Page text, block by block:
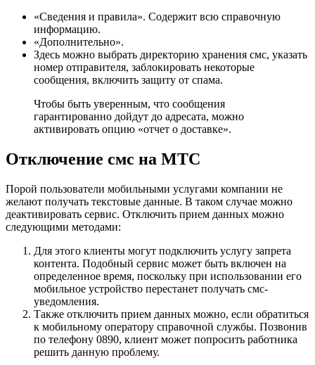
«Сведения и правила». Содержит всю справочную
информацию.
«Дополнительно».
Здесь можно выбрать директорию хранения смс, указать
номер отправителя, заблокировать некоторые
сообщения, включить защиту от спама.
Чтобы быть уверенным, что сообщения
гарантированно дойдут до адресата, можно
активировать опцию «отчет о доставке».
Отключение смс на МТС
Порой пользователи мобильными услугами компании не
желают получать текстовые данные. В таком случае можно
деактивировать сервис. Отключить прием данных можно
следующими методами:
Для этого клиенты могут подключить услугу запрета
контента. Подобный сервис может быть включен на
определенное время, поскольку при использовании его
мобильное устройство перестанет получать смс-
уведомления.
Также отключить прием данных можно, если обратиться
к мобильному оператору справочной службы. Позвонив
по телефону 0890, клиент может попросить работника
решить данную проблему.